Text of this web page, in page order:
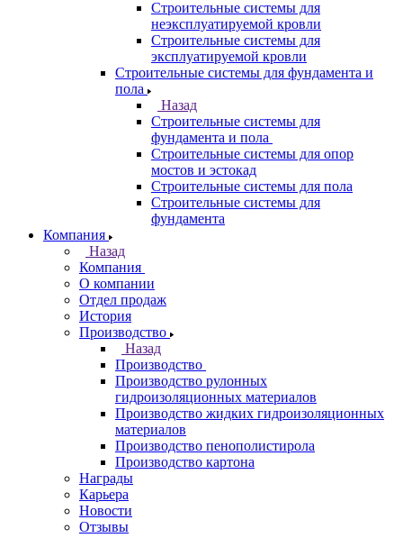
Строительные системы для
неэксплуатируемой кровли
Строительные системы для
эксплуатируемой кровли
Строительные системы для фундамента и
пола
Назад
Строительные системы для
фундамента и пола
Строительные системы для опор
мостов и эстокад
Строительные системы для пола
Строительные системы для
фундамента
Компания
Назад
Компания
О компании
Отдел продаж
История
Производство
Назад
Производство
Производство рулонных
гидроизоляционных материалов
Производство жидких гидроизоляционных
материалов
Производство пенополистирола
Производство картона
Награды
Карьера
Новости
Отзывы